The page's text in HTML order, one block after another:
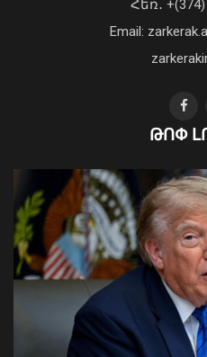
Օգոստոսի 16-ին «Երազ
կանցկացվի Ազգային
08 Օգոստոս, 2026 22:41
դեմ ծանր պայքարում»․
հեռացել է Արսեն
04 Օգոստոս, 2026 19:12
Հեռ․ +(374)
Email:
ԹՈՓ